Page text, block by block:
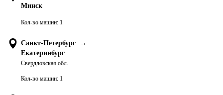
Минск
Кол-во машин: 1
Санкт-Петербург
→
Екатеринбург
Свердловская обл.
Кол-во машин: 1